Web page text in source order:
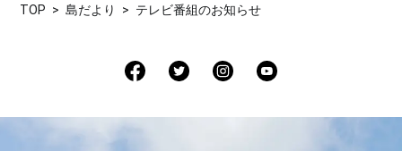
TOP 島だより テレビ番組のお知らせ